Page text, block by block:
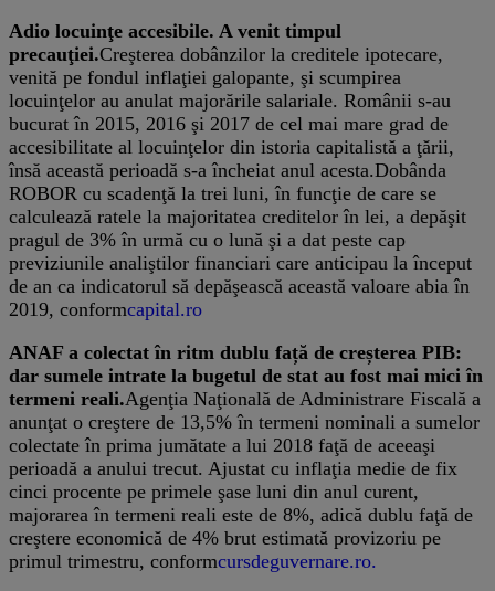
Adio locuinţe accesibile. A venit timpul
precauţiei.Creşterea dobânzilor la creditele ipotecare,
venită pe fondul inflaţiei galopante, şi scumpirea
locuinţelor au anulat majorările salariale. Românii s-au
bucurat în 2015, 2016 şi 2017 de cel mai mare grad de
accesibilitate al locuinţelor din istoria capitalistă a ţării,
însă această perioadă s-a încheiat anul acesta.Dobânda
ROBOR cu scadenţă la trei luni, în funcţie de care se
calculează ratele la majoritatea creditelor în lei, a depăşit
pragul de 3% în urmă cu o lună şi a dat peste cap
previziunile analiştilor financiari care anticipau la început
de an ca indicatorul să depăşească această valoare abia în
2019, conformcapital.ro
ANAF a colectat în ritm dublu față de creșterea PIB:
dar sumele intrate la bugetul de stat au fost mai mici în
termeni reali.Agenţia Naţională de Administrare Fiscală a
anunţat o creştere de 13,5% în termeni nominali a sumelor
colectate în prima jumătate a lui 2018 faţă de aceeaşi
perioadă a anului trecut. Ajustat cu inflaţia medie de fix
cinci procente pe primele şase luni din anul curent,
majorarea în termeni reali este de 8%, adică dublu faţă de
creştere economică de 4% brut estimată provizoriu pe
primul trimestru, conformcursdeguvernare.ro.